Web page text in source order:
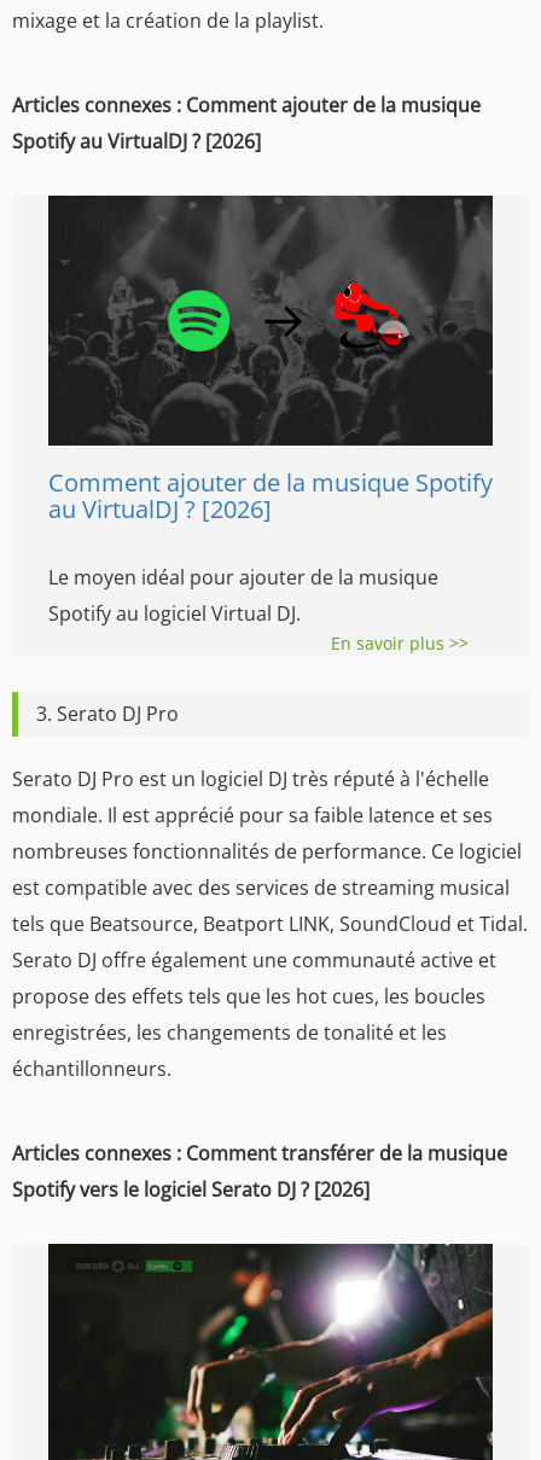
mixage et la création de la playlist.
Articles connexes : Comment ajouter de la musique
Spotify au VirtualDJ ? [2026]
Comment ajouter de la musique Spotify
au VirtualDJ ? [2026]
Le moyen idéal pour ajouter de la musique
Spotify au logiciel Virtual DJ.
En savoir plus >>
3. Serato DJ Pro
Serato DJ Pro est un logiciel DJ très réputé à l'échelle
mondiale. Il est apprécié pour sa faible latence et ses
nombreuses fonctionnalités de performance. Ce logiciel
est compatible avec des services de streaming musical
tels que Beatsource, Beatport LINK, SoundCloud et Tidal.
Serato DJ offre également une communauté active et
propose des effets tels que les hot cues, les boucles
enregistrées, les changements de tonalité et les
échantillonneurs.
Articles connexes : Comment transférer de la musique
Spotify vers le logiciel Serato DJ ? [2026]